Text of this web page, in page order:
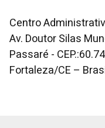
Centro
Av. Doutor Silas
Passaré -
Fortaleza/CE –